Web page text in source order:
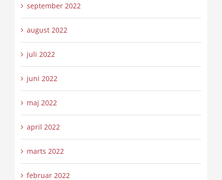
september 2022
august 2022
juli 2022
juni 2022
maj 2022
april 2022
marts 2022
februar 2022